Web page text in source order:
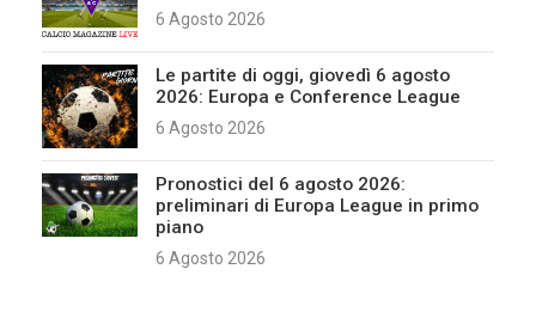
6 Agosto 2026
Le partite di oggi, giovedì 6 agosto
2026: Europa e Conference League
6 Agosto 2026
Pronostici del 6 agosto 2026:
preliminari di Europa League in primo
piano
6 Agosto 2026